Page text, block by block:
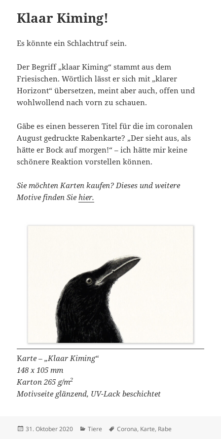
Klaar Kiming!
Es könnte ein Schlachtruf sein.
Der Begriff „klaar Kiming“ stammt aus dem
Friesischen. Wörtlich lässt er sich mit „klarer
Horizont“ übersetzen, meint aber auch, offen und
wohlwollend nach vorn zu schauen.
Gäbe es einen besseren Titel für die im coronalen
August gedruckte Rabenkarte? „Der sieht aus, als
hätte er Bock auf morgen!“ – ich hätte mir keine
schönere Reaktion vorstellen können.
Sie möchten Karten kaufen? Dieses und weitere
Motive finden Sie hier.
Karte – „Klaar Kiming“
148 x 105 mm
Karton 265 g/m2
Motivseite glänzend, UV-Lack beschichtet
Veröffentlicht
31. Oktober 2020 Kategorien
Tiere Schlagwörter
Corona, Karte, Rabe